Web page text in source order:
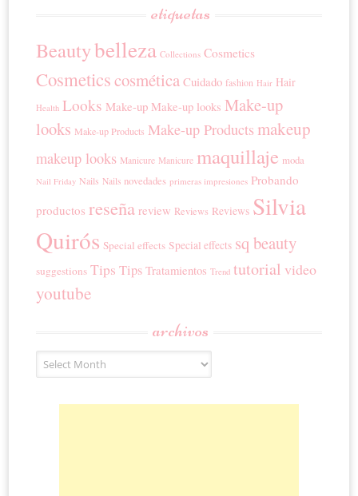
etiquetas
Beautybelleza Collections Cosmetics
Cosmeticscosmética Cuidado fashion Hair Hair
Health Looks Make-up Make-up looks Make-up
looks Make-up Products Make-up Products makeup
makeup looks Manicure Manicure maquillaje moda
Nail Friday Nails Nails novedades primeras impresiones Probando
productos reseña review Reviews Reviews Silvia
Quirós Special effects Special effects sq beauty
suggestions Tips Tips Tratamientos Trend tutorial video
youtube
archivos
Archivos